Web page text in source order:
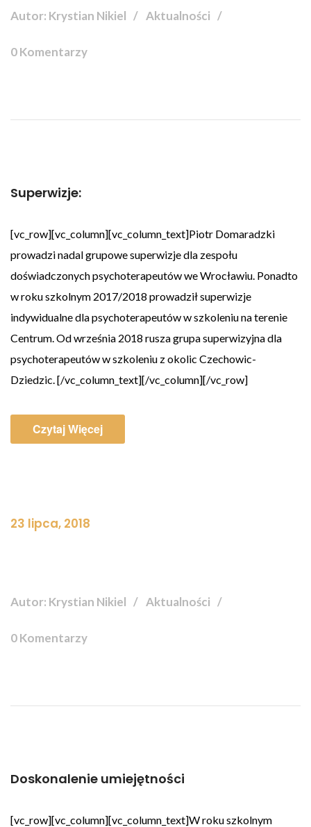
Autor: Krystian Nikiel Aktualności
0 Komentarzy
Superwizje:
[vc_row][vc_column][vc_column_text]Piotr Domaradzki
prowadzi nadal grupowe superwizje dla zespołu
doświadczonych psychoterapeutów we Wrocławiu. Ponadto
w roku szkolnym 2017/2018 prowadził superwizje
indywidualne dla psychoterapeutów w szkoleniu na terenie
Centrum. Od września 2018 rusza grupa superwizyjna dla
psychoterapeutów w szkoleniu z okolic Czechowic-
Dziedzic. [/vc_column_text][/vc_column][/vc_row]
Czytaj Więcej
23 lipca, 2018
Autor: Krystian Nikiel Aktualności
0 Komentarzy
Doskonalenie umiejętności
[vc_row][vc_column][vc_column_text]W roku szkolnym